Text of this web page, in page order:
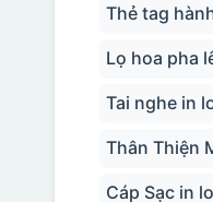
Thẻ tag
Lọ hoa pha
Tai nghe in
Thân Thiện
Cáp Sạc in